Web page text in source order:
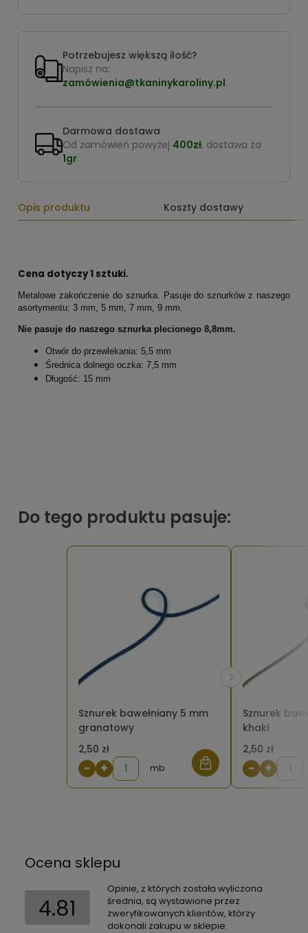
Potrzebujesz większą ilość?
Napisz na:
zamówienia@tkaninykaroliny.pl
Darmowa dostawa
Od zamówień powyżej 400zł, dostawa za
1gr.
Opis produktu Koszty dostawy
Cena dotyczy 1 sztuki.
Metalowe zakończenie do sznurka. Pasuje do sznurków z naszego
asortymentu: 3 mm, 5 mm, 7 mm, 9 mm.
Nie pasuje do naszego sznurka plecionego 8,8mm.
Otwór do przewlekania: 5,5 mm
Średnica dolnego oczka: 7,5 mm
Długość: 15 mm
Do tego produktu pasuje:
Sznurek bawełniany 5 mm
granatowy
2,50 zł
− + mb
Sznurek
khaki
2,50 zł
− +
Ocena sklepu
4.81
Opinie, z których została wyliczona
średnia, są wystawione przez
zweryfikowanych klientów, którzy
dokonali zakupu w sklepie.